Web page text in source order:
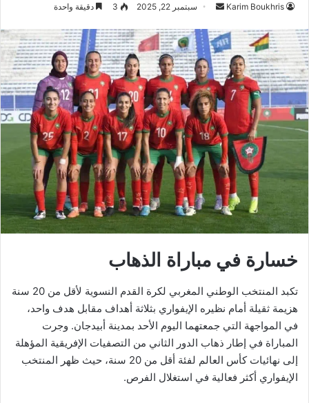
Karim Boukhris
أرسل
إلكترونيا
سبتمبر 22, 2025 3 دقيقة واحدة
خسارة في مباراة الذهاب
تكبد المنتخب الوطني المغربي لكرة القدم النسوية لأقل من 20 سنة
هزيمة ثقيلة أمام نظيره الإيفواري بثلاثة أهداف مقابل هدف واحد،
في المواجهة التي جمعتهما اليوم الأحد بمدينة أبيدجان. وجرت
المباراة في إطار ذهاب الدور الثاني من التصفيات الإفريقية المؤهلة
إلى نهائيات كأس العالم لفئة أقل من 20 سنة، حيث ظهر المنتخب
الإيفواري أكثر فعالية في استغلال الفرص.